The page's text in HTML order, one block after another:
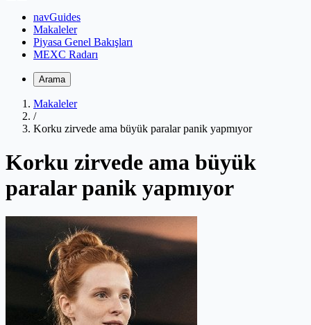
navGuides
Makaleler
Piyasa Genel Bakışları
MEXC Radarı
Arama
Makaleler
/
Korku zirvede ama büyük paralar panik yapmıyor
Korku zirvede ama büyük
paralar panik yapmıyor